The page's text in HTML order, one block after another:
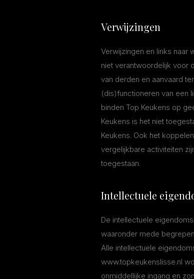
Verwijzingen
Verwijzingen en links naar
niet verantwoordelijk voor
van derden en aanvaard
(dis)functioneren van een
binden Top Keukens op
Keukens is het niet
Keukens. Ook het
vergelijkbare activiteiten
toegestaan.
Intellectuele
De intellectuele
waaronder mede
Alle intellectuele
www.topkeukenslisse.nl
onmiddellijke ingang en